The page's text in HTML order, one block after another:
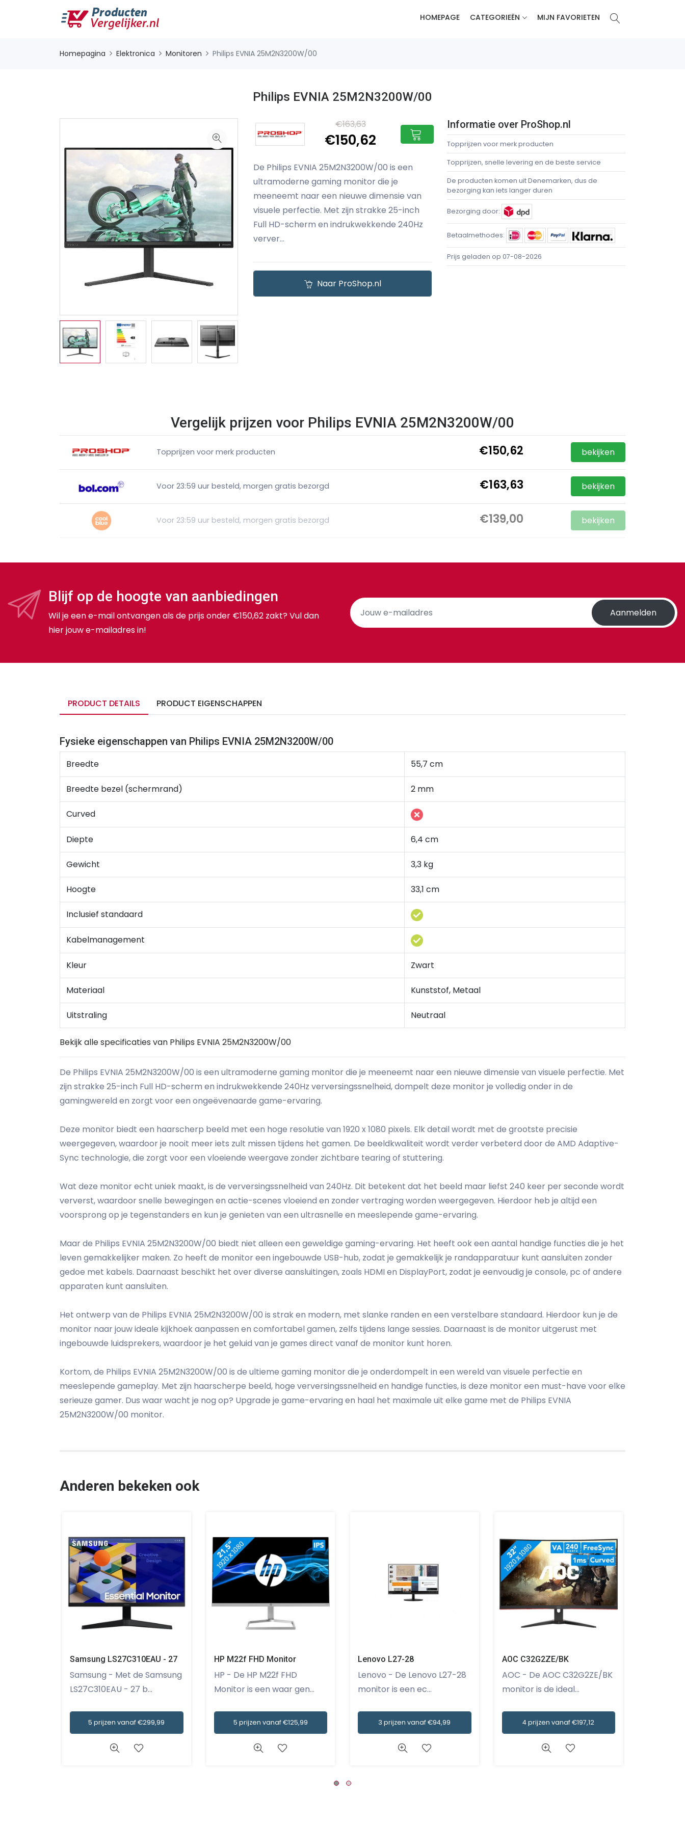
HOMEPAGE CATEGORIEËN MIJN FAVORIETEN
Homepagina Elektronica Monitoren Philips EVNIA 25M2N3200W/00
Philips EVNIA 25M2N3200W/00
€163,63
€150,62
De Philips EVNIA 25M2N3200W/00 is een
ultramoderne gaming monitor die je
meeneemt naar een nieuwe dimensie van
visuele perfectie. Met zijn strakke 25-inch
Full HD-scherm en indrukwekkende 240Hz
verver...
Naar ProShop.nl
Informatie over ProShop.nl
Topprijzen voor merk producten
Topprijzen, snelle levering en de beste service
De producten komen uit Denemarken, dus de
bezorging kan iets langer duren
Bezorging door:
Betaalmethodes:
Prijs geladen op 07-08-2026
Vergelijk prijzen voor Philips EVNIA 25M2N3200W/00
Voor 23:59 uur besteld, morgen gratis bezorgd €139,00 bekijken
Topprijzen voor merk producten €150,62 bekijken
Voor 23:59 uur besteld, morgen gratis bezorgd €163,63 bekijken
Blijf op de hoogte van aanbiedingen
Wil je een e-mail ontvangen als de prijs onder €150,62 zakt? Vul dan
hier jouw e-mailadres in!
Aanmelden
PRODUCT DETAILS PRODUCT EIGENSCHAPPEN
Fysieke eigenschappen van Philips EVNIA 25M2N3200W/00
Breedte 55,7 cm
Breedte bezel (schermrand) 2 mm
Curved
Diepte 6,4 cm
Gewicht 3,3 kg
Hoogte 33,1 cm
Inclusief standaard
Kabelmanagement
Kleur Zwart
Materiaal Kunststof, Metaal
Uitstraling Neutraal
Bekijk alle specificaties van Philips EVNIA 25M2N3200W/00
De Philips EVNIA 25M2N3200W/00 is een ultramoderne gaming monitor die je meeneemt naar een nieuwe dimensie van visuele perfectie. Met
zijn strakke 25-inch Full HD-scherm en indrukwekkende 240Hz verversingssnelheid, dompelt deze monitor je volledig onder in de
gamingwereld en zorgt voor een ongeëvenaarde game-ervaring.
Deze monitor biedt een haarscherp beeld met een hoge resolutie van 1920 x 1080 pixels. Elk detail wordt met de grootste precisie
weergegeven, waardoor je nooit meer iets zult missen tijdens het gamen. De beeldkwaliteit wordt verder verbeterd door de AMD Adaptive-
Sync technologie, die zorgt voor een vloeiende weergave zonder zichtbare tearing of stuttering.
Wat deze monitor echt uniek maakt, is de verversingssnelheid van 240Hz. Dit betekent dat het beeld maar liefst 240 keer per seconde wordt
ververst, waardoor snelle bewegingen en actie-scenes vloeiend en zonder vertraging worden weergegeven. Hierdoor heb je altijd een
voorsprong op je tegenstanders en kun je genieten van een ultrasnelle en meeslepende game-ervaring.
Maar de Philips EVNIA 25M2N3200W/00 biedt niet alleen een geweldige gaming-ervaring. Het heeft ook een aantal handige functies die je het
leven gemakkelijker maken. Zo heeft de monitor een ingebouwde USB-hub, zodat je gemakkelijk je randapparatuur kunt aansluiten zonder
gedoe met kabels. Daarnaast beschikt het over diverse aansluitingen, zoals HDMI en DisplayPort, zodat je eenvoudig je console, pc of andere
apparaten kunt aansluiten.
Het ontwerp van de Philips EVNIA 25M2N3200W/00 is strak en modern, met slanke randen en een verstelbare standaard. Hierdoor kun je de
monitor naar jouw ideale kijkhoek aanpassen en comfortabel gamen, zelfs tijdens lange sessies. Daarnaast is de monitor uitgerust met
ingebouwde luidsprekers, waardoor je het geluid van je games direct vanaf de monitor kunt horen.
Kortom, de Philips EVNIA 25M2N3200W/00 is de ultieme gaming monitor die je onderdompelt in een wereld van visuele perfectie en
meeslepende gameplay. Met zijn haarscherpe beeld, hoge verversingssnelheid en handige functies, is deze monitor een must-have voor elke
serieuze gamer. Dus waar wacht je nog op? Upgrade je game-ervaring en haal het maximale uit elke game met de Philips EVNIA
25M2N3200W/00 monitor.
Anderen bekeken ook
Samsung LS27C310EAU - 27
Samsung - Met de Samsung
LS27C310EAU - 27 b...
5 prijzen vanaf €299,99
HP M22f FHD Monitor
HP - De HP M22f FHD
Monitor is een waar gen...
5 prijzen vanaf €125,99
Lenovo L27-28
Lenovo - De Lenovo L27-28
monitor is een ec...
3 prijzen vanaf €94,99
AOC C32G2ZE/BK
AOC - De AOC C32G2ZE/BK
monitor is de ideal...
4 prijzen vanaf €197,12